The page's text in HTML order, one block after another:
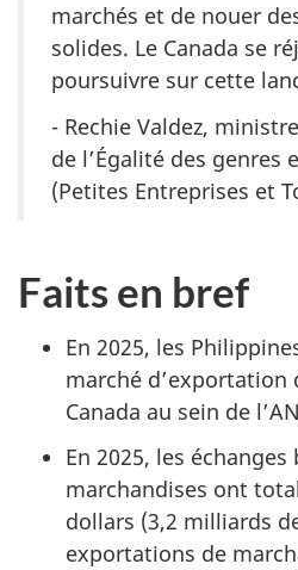
marchés et de nouer
solides. Le Canada se
poursuivre sur cette
- Rechie Valdez,
de l’Égalité des genres
(Petites Entreprises et
Faits en bref
En 2025, les
marché d’exportation
Canada au sein de
En 2025, les
marchandises ont
dollars (3,2 milliards
exportations de